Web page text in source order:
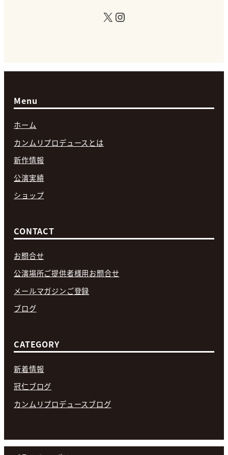
X Instagram
Menu
ホーム
カンムリプロデュースとは
新作情報
公演実績
ショップ
CONTACT
お問合せ
公演場所ご提供者様用お問合せ
メールマガジンご登録
ブログ
CATEGORY
新着情報
冠仁ブログ
カンムリプロデュースブログ